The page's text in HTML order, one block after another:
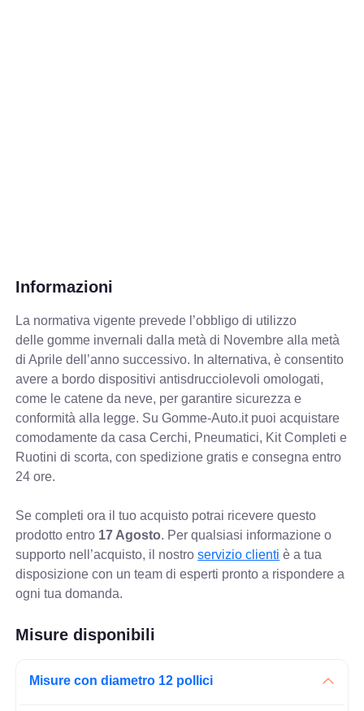
Informazioni
La normativa vigente prevede l’obbligo di utilizzo
delle gomme invernali dalla metà di Novembre alla metà
di Aprile dell’anno successivo. In alternativa, è consentito
avere a bordo dispositivi antisdrucciolevoli omologati,
come le catene da neve, per garantire sicurezza e
conformità alla legge. Su Gomme-Auto.it puoi acquistare
comodamente da casa Cerchi, Pneumatici, Kit Completi e
Ruotini di scorta, con spedizione gratis e consegna entro
24 ore.
Se completi ora il tuo acquisto potrai ricevere questo
prodotto entro 17 Agosto. Per qualsiasi informazione o
supporto nell’acquisto, il nostroservizio clienti è a tua
disposizione con un team di esperti pronto a rispondere a
ogni tua domanda.
Misure disponibili
Misure con diametro 12 pollici